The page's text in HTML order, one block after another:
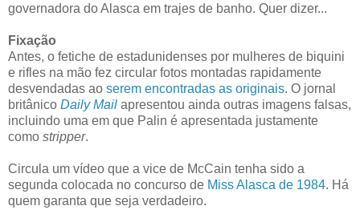
governadora do Alasca em trajes de banho. Quer dizer...
Fixação
Antes, o fetiche de estadunidenses por mulheres de biquini
e rifles na mão fez circular fotos montadas rapidamente
desvendadas ao serem encontradas as originais. O jornal
britânico Daily Mail apresentou ainda outras imagens falsas,
incluindo uma em que Palin é apresentada justamente
como stripper.
Circula um vídeo que a vice de McCain tenha sido a
segunda colocada no concurso de Miss Alasca de 1984. Há
quem garanta que seja verdadeiro.